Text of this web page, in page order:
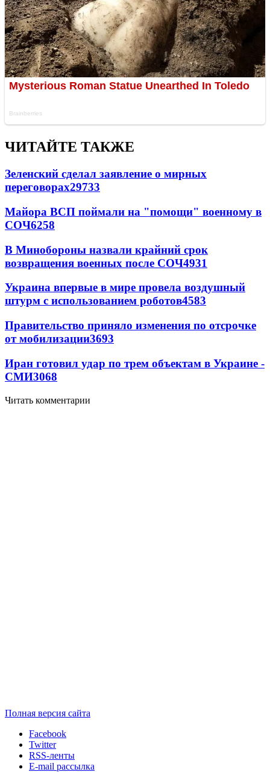
ЧИТАЙТЕ ТАКЖЕ
Зеленский сделал заявление о мирных
переговорах29733
Майора ВСП поймали на "помощи" военному в
СОЧ6258
В Минобороны назвали крайний срок
возвращения военных после СОЧ4931
Украина впервые в мире провела воздушный
штурм с использованием роботов4583
Правительство приняло изменения по отсрочке
от мобилизации3693
Иран готовил удар по трем объектам в Украине -
СМИ3068
Читать комментарии
Полная версия сайта
Facebook
Twitter
RSS-ленты
E-mail рассылка